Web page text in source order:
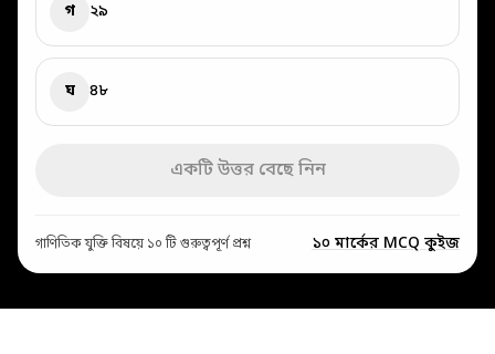
গ ২৯
ঘ ৪৮
একটি উত্তর বেছে নিন
গাণিতিক যুক্তি বিষয়ে ১০ টি গুরুত্বপূর্ণ প্রশ্ন ১০ মার্কের MCQ কুইজ